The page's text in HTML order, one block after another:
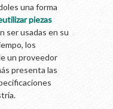
una forma
piezas
ser usadas en su
los
un proveedor
presenta las